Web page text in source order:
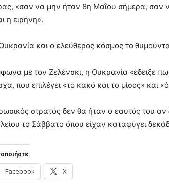
«σαν να μην ήταν 8η Μαΐου σήμερα, σαν
η ειρήνη».
και ο ελεύθερος κόσμος το
με τον Ζελένσκι, η Ουκρανία «έδειξε
που επιλέγει «το κακό και το μίσος» και
στρατός δεν θα ήταν ο εαυτός του
το Σάββατο όπου είχαν καταφύγει
Facebook X